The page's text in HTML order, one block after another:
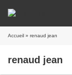
Accueil » renaud jean
renaud jean